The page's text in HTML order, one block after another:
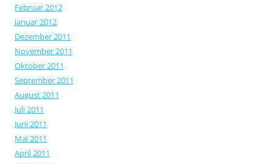
Februar 2012
Januar 2012
Dezember 2011
November 2011
Oktober 2011
September 2011
August 2011
Juli 2011
Juni 2011
Mai 2011
April 2011